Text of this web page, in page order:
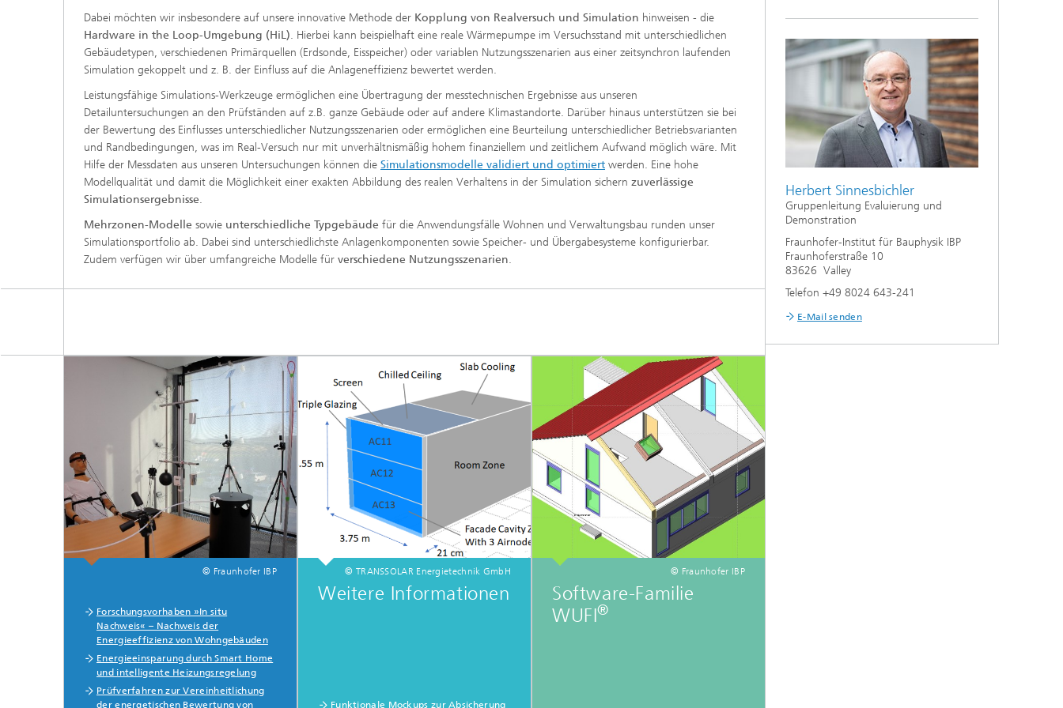
®
Dabei möchten wir insbesondere auf unsere innovative Methode der Kopplung von Realversuch und Simulation hinweisen - die
Hardware in the Loop-Umgebung (HiL). Hierbei kann beispielhaft eine reale Wärmepumpe im Versuchsstand mit unterschiedlichen
Gebäudetypen, verschiedenen Primärquellen (Erdsonde, Eisspeicher) oder variablen Nutzungsszenarien aus einer zeitsynchron laufenden
Simulation gekoppelt und z. B. der Einfluss auf die Anlageneffizienz bewertet werden.
Leistungsfähige Simulations-Werkzeuge ermöglichen eine Übertragung der messtechnischen Ergebnisse aus unseren
Detailuntersuchungen an den Prüfständen auf z.B. ganze Gebäude oder auf andere Klimastandorte. Darüber hinaus unterstützen sie bei
der Bewertung des Einflusses unterschiedlicher Nutzungsszenarien oder ermöglichen eine Beurteilung unterschiedlicher Betriebsvarianten
und Randbedingungen, was im Real-Versuch nur mit unverhältnismäßig hohem finanziellem und zeitlichem Aufwand möglich wäre. Mit
Hilfe der Messdaten aus unseren Untersuchungen können die Simulationsmodelle validiert und optimiert werden. Eine hohe
Modellqualität und damit die Möglichkeit einer exakten Abbildung des realen Verhaltens in der Simulation sichern zuverlässige
Simulationsergebnisse.
Mehrzonen-Modelle sowie unterschiedliche Typgebäude für die Anwendungsfälle Wohnen und Verwaltungsbau runden unser
Simulationsportfolio ab. Dabei sind unterschiedlichste Anlagenkomponenten sowie Speicher- und Übergabesysteme konfigurierbar.
Zudem verfügen wir über umfangreiche Modelle für verschiedene Nutzungsszenarien.
© Fraunhofer IBP
Forschungsvorhaben »In situ
Nachweis« – Nachweis der
Energieeffizienz von Wohngebäuden
Energieeinsparung durch Smart Home
und intelligente Heizungsregelung
Prüfverfahren zur Vereinheitlichung
der energetischen Bewertung von
© TRANSSOLAR Energietechnik GmbH
Weitere Informationen
Funktionale Mockups zur Absicherung
© Fraunhofer IBP
Software-Familie
WUFI®
Herbert Sinnesbichler
Gruppenleitung Evaluierung und
Demonstration
Fraunhofer-Institut für Bauphysik IBP
Fraunhoferstraße 10
83626 Valley
Telefon +49 8024 643-241
E-Mail senden